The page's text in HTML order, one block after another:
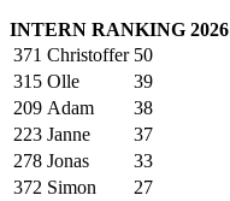
INTERN RANKING 2026
371 Christoffer 50
315 Olle
39
209 Adam
38
223 Janne
37
278 Jonas
33
372 Simon
27